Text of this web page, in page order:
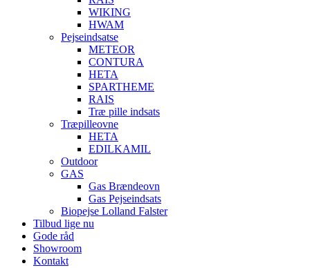
WIKING
HWAM
Pejseindsatse
METEOR
CONTURA
HETA
SPARTHEME
RAIS
Træ pille indsats
Træpilleovne
HETA
EDILKAMIL
Outdoor
GAS
Gas Brændeovn
Gas Pejseindsats
Biopejse Lolland Falster
Tilbud lige nu
Gode råd
Showroom
Kontakt